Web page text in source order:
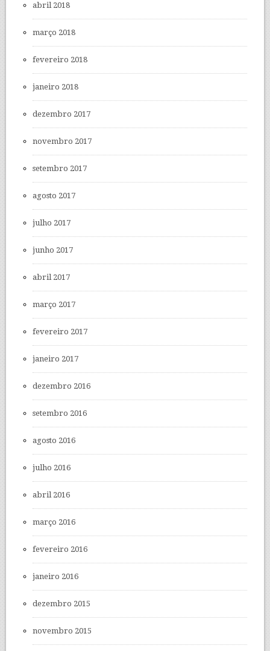
abril 2018
março 2018
fevereiro 2018
janeiro 2018
dezembro 2017
novembro 2017
setembro 2017
agosto 2017
julho 2017
junho 2017
abril 2017
março 2017
fevereiro 2017
janeiro 2017
dezembro 2016
setembro 2016
agosto 2016
julho 2016
abril 2016
março 2016
fevereiro 2016
janeiro 2016
dezembro 2015
novembro 2015